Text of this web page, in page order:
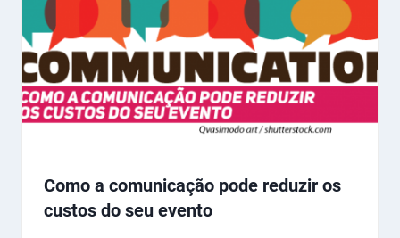
Como a comunicação pode reduzir os
custos do seu evento